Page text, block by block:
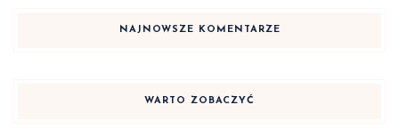
NAJNOWSZE KOMENTARZE
WARTO ZOBACZYĆ